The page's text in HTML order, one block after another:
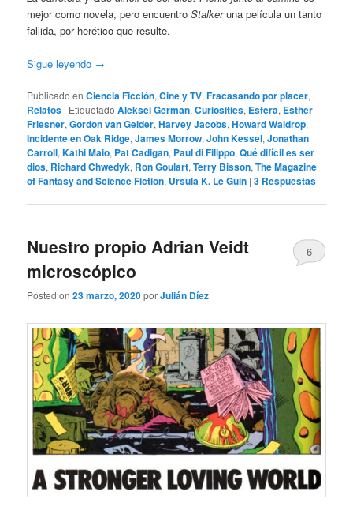
mejor como novela, pero encuentroStalkeruna película un tanto
fallida, por herético que resulte.
Sigue leyendo →
Publicado en Ciencia Ficción,Cine y TV,Fracasando por placer,
Relatos | Etiquetado Aleksei German,Curiosities, Esfera, Esther
Friesner,Gordon van Gelder,Harvey Jacobs,Howard Waldrop,
Incidente en Oak Ridge,James Morrow,John Kessel,Jonathan
Carroll,Kathi Maio, Pat Cadigan, Paul di Filippo,Qué difícil es ser
dios, Richard Chwedyk, Ron Goulart,Terry Bisson,The Magazine
of Fantasy and Science Fiction, Ursula K. Le Guin |3 Respuestas
Nuestro propio Adrian Veidt
microscópico
Posted on23 marzo, 2020porJulián Díez
6